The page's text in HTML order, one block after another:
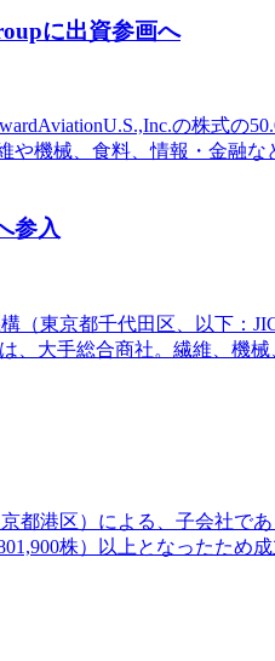
に出資参画へ
の株式の
機械、食料、情報・金融
参入
東京都千代田区、以下：
大手総合商社。繊維、機
港区）による、子会社で
株）以上となったた